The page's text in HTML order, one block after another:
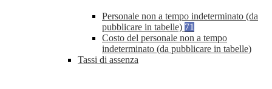
Personale non a tempo indeterminato (da
pubblicare in tabelle) 71
Costo del personale non a tempo
indeterminato (da pubblicare in tabelle)
Tassi di assenza